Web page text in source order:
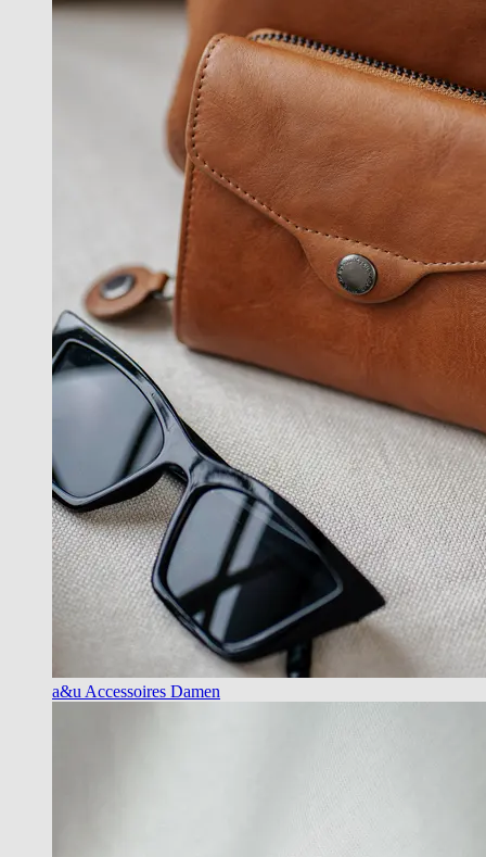
a&u Accessoires Damen